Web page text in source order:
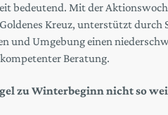
bedeutend. Mit der
Kreuz, unterstützt
und Umgebung einen
Beratung.
zu Winterbeginn nicht so